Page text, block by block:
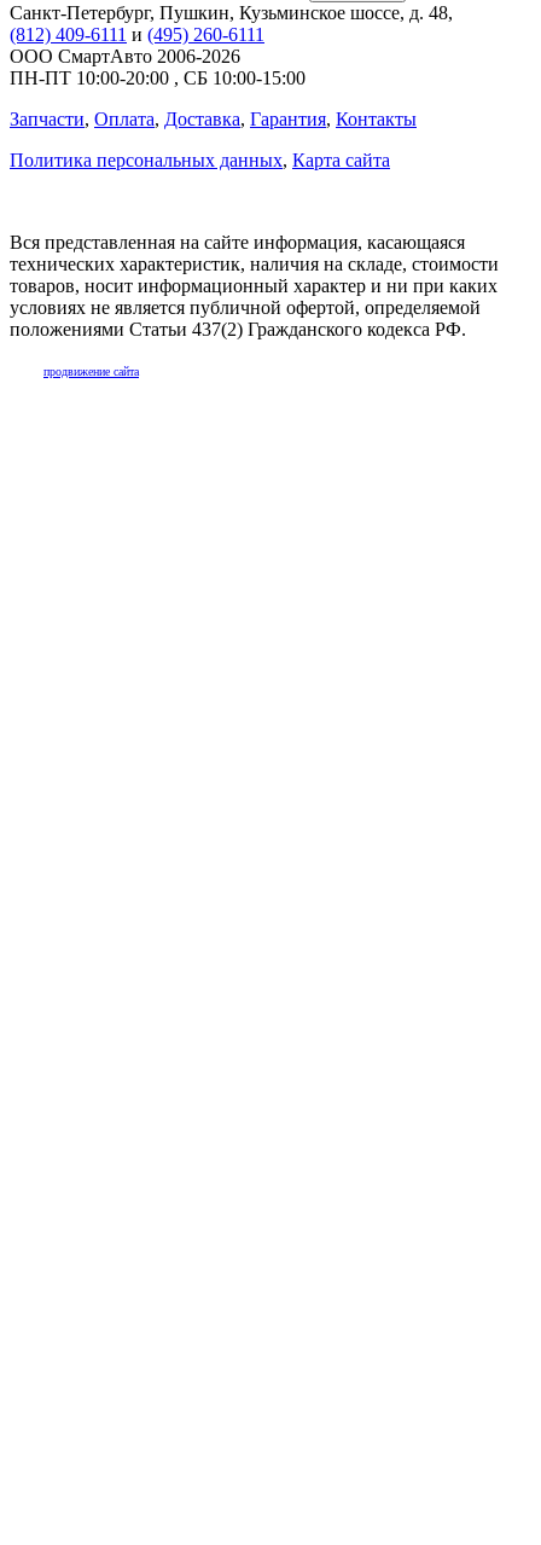
Санкт-Петербург, Пушкин, Кузьминское шоссе, д. 48,
(812) 409-6111 и (495) 260-6111
ООО СмартАвто 2006-2026
ПН-ПТ 10:00-20:00 , СБ 10:00-15:00
Запчасти, Оплата, Доставка, Гарантия, Контакты
Политика персональных данных, Карта сайта
Вся представленная на сайте информация, касающаяся
технических характеристик, наличия на складе, стоимости
товаров, носит информационный характер и ни при каких
условиях не является публичной офертой, определяемой
положениями Статьи 437(2) Гражданского кодекса РФ.
продвижение сайта